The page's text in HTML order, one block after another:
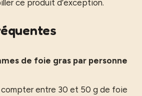
ce produit d’exception.
de foie gras par personne
compter entre 30 et 50 g de foie